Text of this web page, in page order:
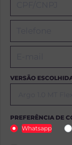
VERSÃO
PREFERÊNCIA DE
Whatsapp